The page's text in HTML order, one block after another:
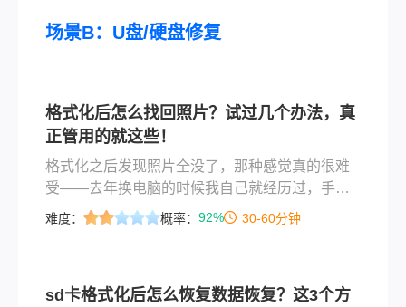
场景B：U盘/硬盘修复
格式化后怎么找回照片？试过几个办法，真
正管用的就这些！
格式化之后发现照片全没了，那种感觉真的很难
受——去年换电脑的时候我自己就经历过，手快
选了格式化整个分区，几年的家庭照片一瞬间全
到付费的顺序，把几个真正管用的方法讲清楚。
难度： 概率： 92% 30-60分钟
sd卡格式化后怎么恢复数据恢复？这3个方